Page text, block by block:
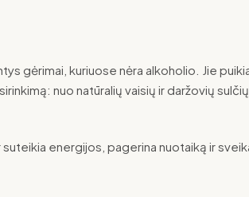
gėrimai, kuriuose nėra alkoholio. Jie
nuo natūralių vaisių ir daržovių
energijos, pagerina nuotaiką ir